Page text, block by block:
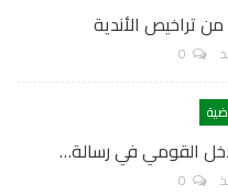
تراخيص الأندية
القومي في رسالة…